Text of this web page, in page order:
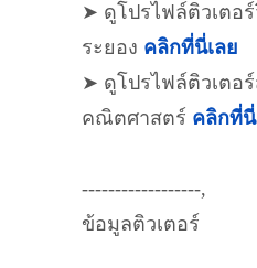
➤ ดูโปรไฟล์ติวเตอ
ระยอง คลิกที่นี่เลย
➤ ดูโปรไฟล์ติวเตอ
คณิตศาสตร์ คลิกที่นี่
------------------,
ข้อมูลติวเตอร์